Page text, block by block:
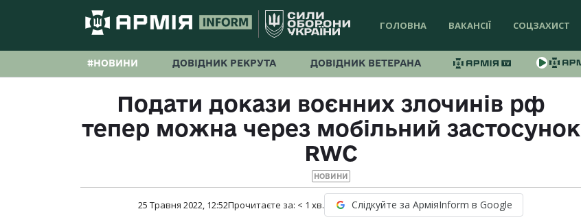
ГОЛОВНА ВАКАНСІЇ СОЦЗАХИСТ
#НОВИНИ ДОВІДНИК РЕКРУТА ДОВІДНИК ВЕТЕРАНА
Подати докази воєнних злочинів рф
тепер можна через мобільний застосунок
RWC
НОВИНИ
25 Травня 2022, 12:52Прочитаєте за: < 1 хв. Слідкуйте за АрміяInform в Google